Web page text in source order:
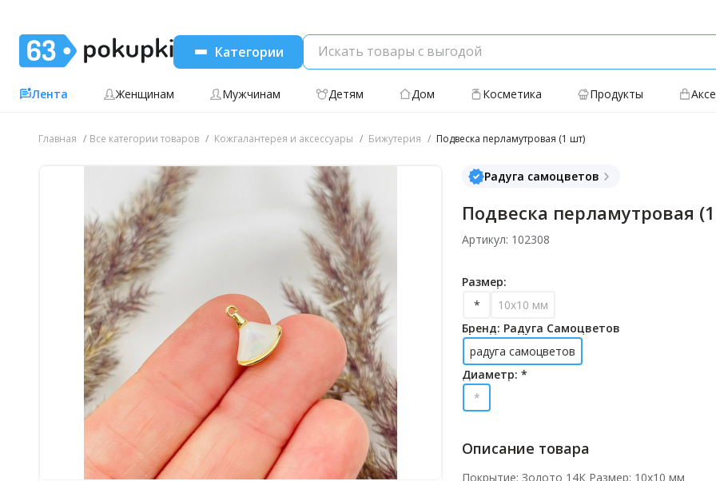
Категории
Лента Женщинам Мужчинам Детям Дом Косметика Продукты
Главная Все категории товаров Кожгалантерея и аксессуары Бижутерия Подвеска перламутровая (1 шт)
Радуга самоцветов
Подвеска перламутровая
Артикул: 102308
Размер:
*
10х10 мм
Бренд: Радуга Самоцветов
радуга самоцветов
Диаметр: *
*
Описание товара
Покрытие: Золото 14К Размер: 10х10 мм